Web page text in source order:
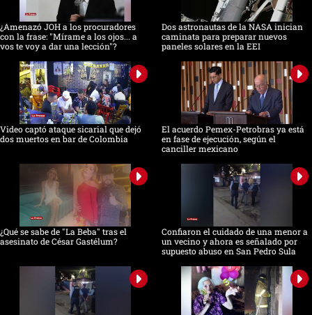
¿Amenazó JOH a los procuradores
con la frase: "Mírame a los ojos... a
vos te voy a dar una lección"?
Dos astronautas de la NASA inician
caminata para preparar nuevos
paneles solares en la EEI
Video captó ataque sicarial que dejó
dos muertos en bar de Colombia
El acuerdo Pemex-Petrobras ya está
en fase de ejecución, según el
canciller mexicano
¿Qué se sabe de "La Beba" tras el
asesinato de César Gastélum?
Confiaron el cuidado de una menor a
un vecino y ahora es señalado por
supuesto abuso en San Pedro Sula